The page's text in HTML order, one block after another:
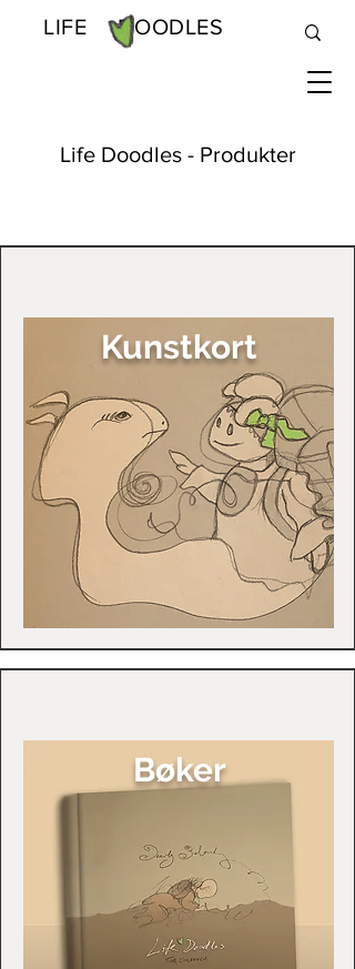
LIFE DOODLES
Life Doodles - Produkter
Kunstkort
Bøker